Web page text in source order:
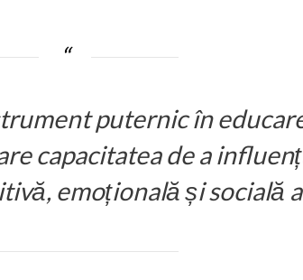
puternic în
capacitatea de a
emoțională și socială